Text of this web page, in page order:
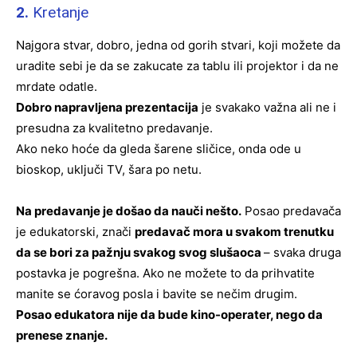
2. Kretanje
Najgora stvar, dobro, jedna od gorih stvari, koji možete da
uradite sebi je da se zakucate za tablu ili projektor i da ne
mrdate odatle.
Dobro napravljena prezentacija je svakako važna ali ne i
presudna za kvalitetno predavanje.
Ako neko hoće da gleda šarene sličice, onda ode u
bioskop, uključi TV, šara po netu.
Na predavanje je došao da nauči nešto. Posao predavača
je edukatorski, znači predavač mora u svakom trenutku
da se bori za pažnju svakog svog slušaoca – svaka druga
postavka je pogrešna. Ako ne možete to da prihvatite
manite se ćoravog posla i bavite se nečim drugim.
Posao edukatora nije da bude kino-operater, nego da
prenese znanje.